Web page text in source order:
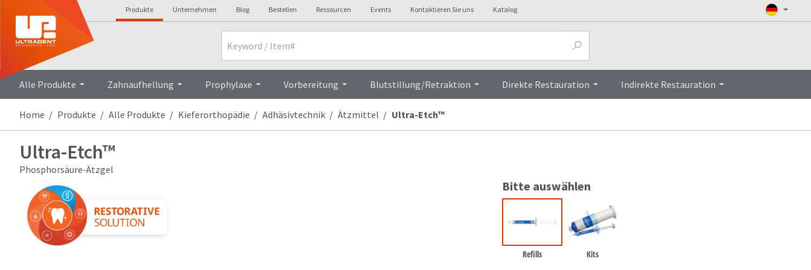
Produkte Unternehmen Blog Bestellen Ressourcen Events Kontaktieren Sie uns Katalog
Alle Produkte Zahnaufhellung Prophylaxe Vorbereitung Blutstillung/Retraktion Direkte Restauration Indirekte Restauration
Klinisches
Home Produkte Alle Produkte Kieferorthopädie Adhäsivtechnik Ätzmittel Ultra-Etch™
Ultra-Etch™
Phosphorsäure-Ätzgel
Bitte auswählen
Refills Kits